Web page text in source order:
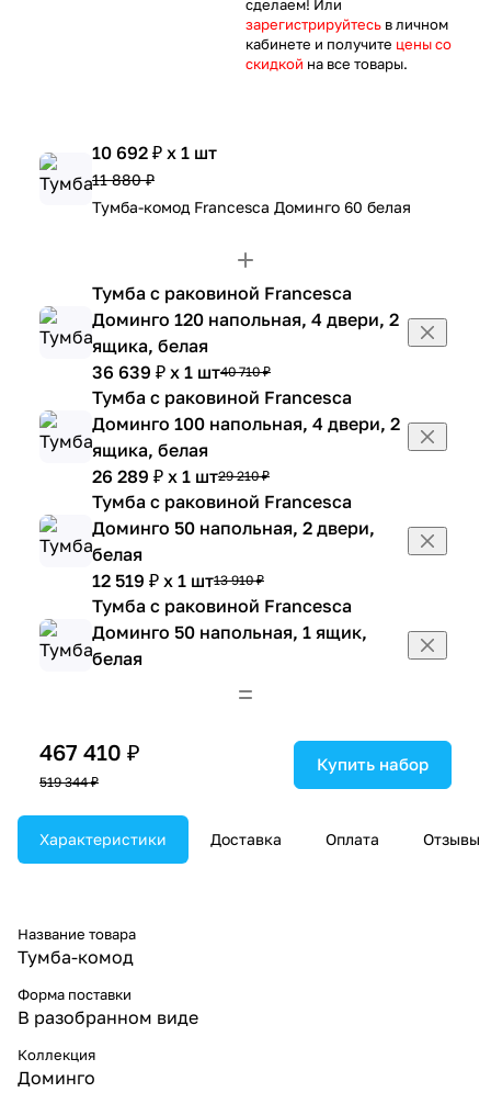
сделаем! Или
зарегистрируйтесь в личном
кабинете и получите цены со
скидкой на все товары.
10 692 ₽ x 1 шт
11 880 ₽
Тумба-комод Francesca Доминго 60 белая
Тумба с раковиной Francesca
Доминго 120 напольная, 4 двери, 2
ящика, белая
36 639 ₽ x 1 шт40 710 ₽
Тумба с раковиной Francesca
Доминго 100 напольная, 4 двери, 2
ящика, белая
26 289 ₽ x 1 шт29 210 ₽
Тумба с раковиной Francesca
Доминго 50 напольная, 2 двери,
белая
12 519 ₽ x 1 шт13 910 ₽
Тумба с раковиной Francesca
Доминго 50 напольная, 1 ящик,
белая
Доминго 55 напольная, 2 двери,
белая
11 340 ₽ x 1 шт
Тумба с раковиной Francesca
Доминго 60 напольная, 2 двери,
белая
Доминго 60 напольная, 1 ящик,
белая
16 821 ₽ x 1 шт
Тумба с раковиной Francesca
Доминго 65 напольная, 2 двери,
белая
467 410 ₽
519 344 ₽
Купить набор
Характеристики Доставка Оплата Отзывы
Название товара
Тумба-комод
Форма поставки
В разобранном виде
Коллекция
Доминго